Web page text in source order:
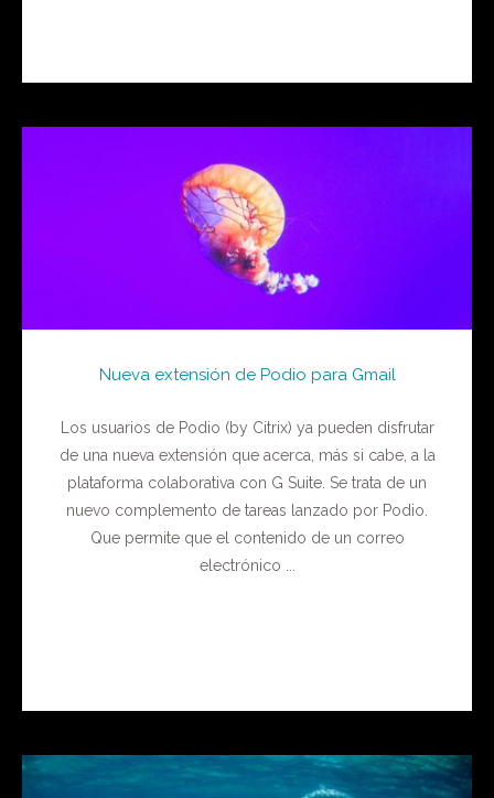
Nueva extensión de Podio para Gmail
Los usuarios de Podio (by Citrix) ya pueden disfrutar
de una nueva extensión que acerca, más si cabe, a la
plataforma colaborativa con G Suite. Se trata de un
nuevo complemento de tareas lanzado por Podio.
Que permite que el contenido de un correo
electrónico ...